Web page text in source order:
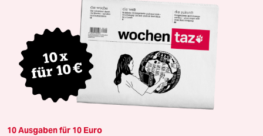
10 Ausgaben für 10 Euro